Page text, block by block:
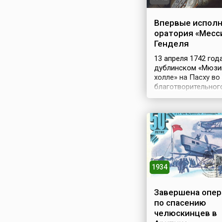
Впервые
оратория
Генделя
13 апреля 1742
дублинском
холле» на Пасху
концерта была
«Мессия» (англ.
немецкого
Георга Фридриха
(нем. Georg Friedrich
Händel). Свое
Гендель написал в
основном на
которые
пришествии Мессии.
пользовались
1934
Завершена
по спасению
челюскинцев в